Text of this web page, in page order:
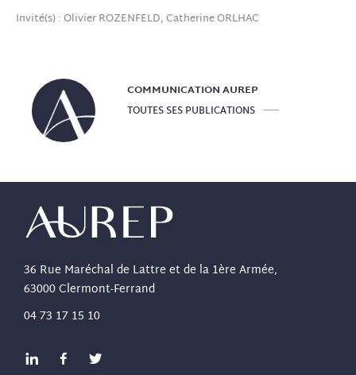
Invité(s) : Olivier ROZENFELD, Catherine ORLHAC
COMMUNICATIONAUREP
TOUTES SES PUBLICATIONS
36 Rue Maréchal de Lattre et de la 1ère Armée,
63000 Clermont-Ferrand
04 73 17 15 10